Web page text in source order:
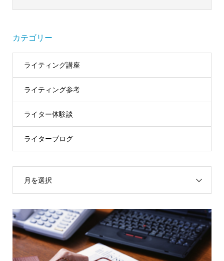
カテゴリー
ライティング講座
ライティング参考
ライター体験談
ライターブログ
月を選択